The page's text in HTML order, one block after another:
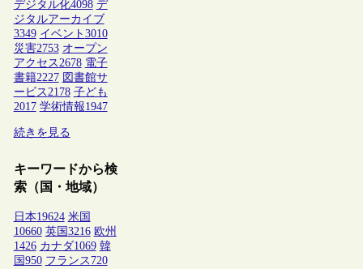
デジタル化4098 デ
ジタルアーカイブ
3349 イベント 3010
災害2753 オープン
アクセス 2678 電子
書籍2227 図書館サ
ービス 2178 子ども
2017 学術情報1947
続きを見る
キーワードから検
索（国・地域）
日本19624 米国
10660 英国3216 欧州
1426 カナダ1069 韓
国950 フランス 720